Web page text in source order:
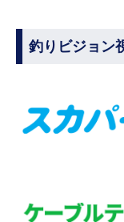
釣りビジョン